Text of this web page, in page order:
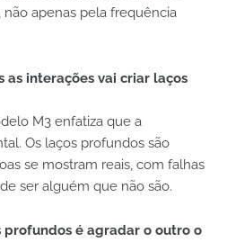
apenas pela frequência
as interações vai criar laços
M3 enfatiza que a
Os laços profundos são
se mostram reais, com falhas
ser alguém que não são.
profundos é agradar o outro o